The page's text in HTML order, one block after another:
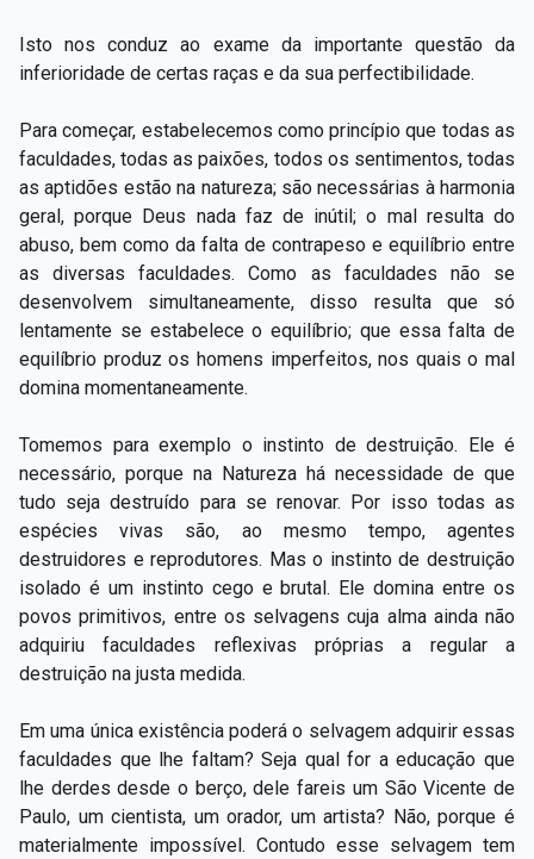
Isto nos conduz ao exame da importante questão da
inferioridade de certas raças e da sua perfectibilidade.
Para começar, estabelecemos como princípio que todas as
faculdades, todas as paixões, todos os sentimentos, todas
as aptidões estão na natureza; são necessárias à harmonia
geral, porque Deus nada faz de inútil; o mal resulta do
abuso, bem como da falta de contrapeso e equilíbrio entre
as diversas faculdades. Como as faculdades não se
desenvolvem simultaneamente, disso resulta que só
lentamente se estabelece o equilíbrio; que essa falta de
equilíbrio produz os homens imperfeitos, nos quais o mal
domina momentaneamente.
Tomemos para exemplo o instinto de destruição. Ele é
necessário, porque na Natureza há necessidade de que
tudo seja destruído para se renovar. Por isso todas as
espécies vivas são, ao mesmo tempo, agentes
destruidores e reprodutores. Mas o instinto de destruição
isolado é um instinto cego e brutal. Ele domina entre os
povos primitivos, entre os selvagens cuja alma ainda não
adquiriu faculdades reflexivas próprias a regular a
destruição na justa medida.
Em uma única existência poderá o selvagem adquirir essas
faculdades que lhe faltam? Seja qual for a educação que
lhe derdes desde o berço, dele fareis um São Vicente de
Paulo, um cientista, um orador, um artista? Não, porque é
materialmente impossível. Contudo esse selvagem tem